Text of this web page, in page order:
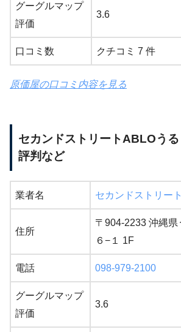
グーグルマップ
評価
3.6
口コミ数 クチコミ 7 件
原価屋の口コミ内容を見る
セカンドストリートABLOうる
評判など
業者名 セカンドストリー
住所
〒904-2233 沖縄県
６−１ 1F
電話 098-979-2100
グーグルマップ
評価
3.6